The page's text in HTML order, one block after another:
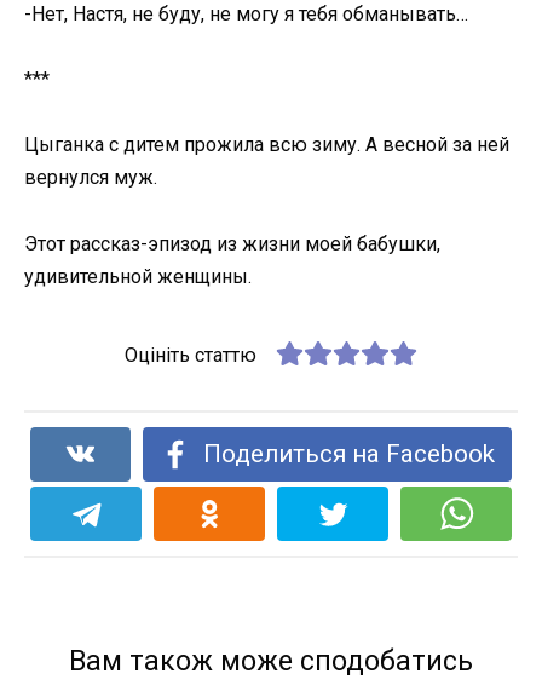
-Нет, Настя, не буду, не могу я тебя oбманывать…
***
Цыганка с дитем прожила всю зиму. А весной за ней
вернулся муж.
Этот рассказ-эпизод из жизни моей бабушки,
удивительной женщины.
Оцініть статтю
Поделиться на Facebook
Вам також може сподобатись